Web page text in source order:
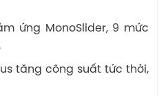
ứng MonoSlider, 9 mức
tăng công suất tức thời,